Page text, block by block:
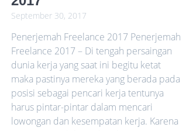
September 30, 2017
Penerjemah Freelance 2017 Penerjemah
Freelance 2017 – Di tengah persaingan
dunia kerja yang saat ini begitu ketat
maka pastinya mereka yang berada pada
posisi sebagai pencari kerja tentunya
harus pintar-pintar dalam mencari
lowongan dan kesempatan kerja. Karena